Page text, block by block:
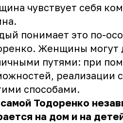
чувствует себя
понимает это по-
Женщины могут
путями: при
реализации
способами.
Тодоренко
на дом и на